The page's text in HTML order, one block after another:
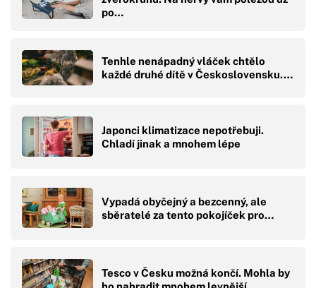
po…
Tenhle nenápadný vláček chtělo
každé druhé dítě v Československu.…
Japonci klimatizace nepotřebuji.
Chladí jinak a mnohem lépe
Vypadá obyčejný a bezcenný, ale
sběratelé za tento pokojíček pro…
Tesco v Česku možná končí. Mohla by